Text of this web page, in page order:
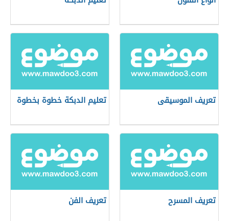
تعريف الموسيقى تعليم الدبكة خطوة بخطوة
تعريف المسرح تعريف الفن